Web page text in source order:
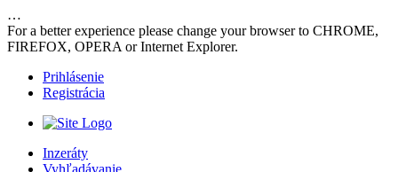
…
For a better experience please change your browser to CHROME,
FIREFOX, OPERA or Internet Explorer.
Prihlásenie
Registrácia
Inzeráty
Vyhľadávanie